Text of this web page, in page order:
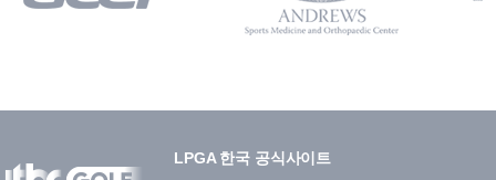
LPGA 한국 공식사이트